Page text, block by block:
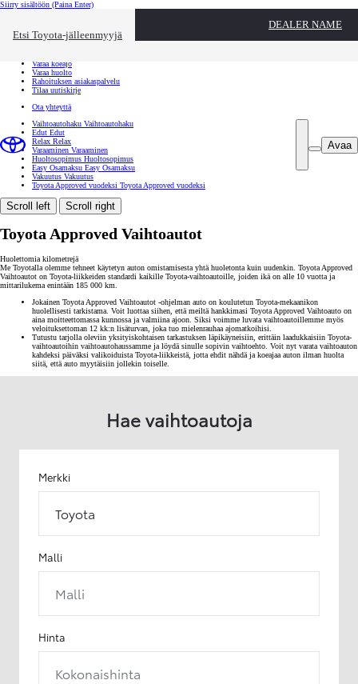
Siirry sisältöön (Paina Enter)
Etsi Toyota-jälleenmyyjä
DEALER NAME
Toyota palvelee Sulje
Varaa koeajo
Varaa huolto
Rahoituksen asiakaspalvelu
Tilaa uutiskirje
Ota yhteyttä
Avaa
Vaihtoautohaku Vaihtoautohaku
Edut Edut
Relax Relax
Varaaminen Varaaminen
Huoltosopimus Huoltosopimus
Easy Osamaksu Easy Osamaksu
Vakuutus Vakuutus
Toyota Approved vuodeksi Toyota Approved vuodeksi
Scroll left Scroll right
Toyota Approved Vaihtoautot
Huolettomia kilometrejä
Me Toyotalla olemme tehneet käytetyn auton omistamisesta yhtä huoletonta kuin uudenkin. Toyota Approved
Vaihtoautot on Toyota-liikkeiden standardi kaikille Toyota-vaihtoautoille, joiden ikä on alle 10 vuotta ja
mittarilukema enintään 185 000 km.
Jokainen Toyota Approved Vaihtoautot -ohjelman auto on koulutetun Toyota-mekaanikon
huolellisesti tarkistama. Voit luottaa siihen, että meiltä hankkimasi Toyota Approved Vaihtoauto on
aina moitteettomassa kunnossa ja valmiina ajoon. Siksi voimme luvata vaihtoautoillemme myös
veloituksettoman 12 kk:n lisäturvan, joka tuo mielenrauhaa ajomatkoihisi.
Tutustu tarjolla oleviin yksityiskohtaisen tarkastuksen läpikäyneisiin, erittäin laadukkaisiin Toyota-
vaihtoautoihin vaihtoautohaussamme ja löydä sinulle sopivin vaihtoehto. Voit nyt varata vaihtoauton
kahdeksi päiväksi valikoiduista Toyota-liikkeistä, jotta ehdit nähdä ja koeajaa auton ilman huolta
siitä, että auto myytäisiin jollekin toiselle.
Hae vaihtoautoja
Merkki
Toyota
Malli
Malli
Hinta
Kokonaishinta